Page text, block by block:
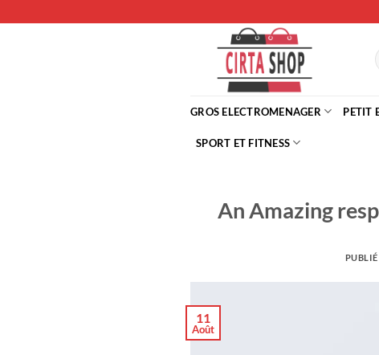
GROS ELECTROMENAGER PETIT
SPORT ET FITNESS
An Amazing
PUBLIÉ
11
Août